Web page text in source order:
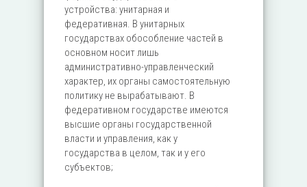
устройства: унитарная и
федеративная. В унитарных
государствах обособление частей в
основном носит лишь
административно-управленческий
характер, их органы самостоятельную
политику не вырабатывают. В
федеративном государстве имеются
высшие органы государственной
власти и управления, как у
государства в целом, так и у его
субъектов;